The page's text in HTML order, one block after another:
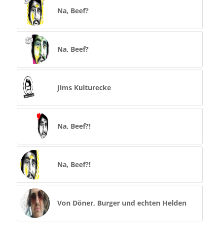
Na, Beef?
Na, Beef?
Jims Kulturecke
Na, Beef?!
Na, Beef?!
Von Döner, Burger und echten Helden